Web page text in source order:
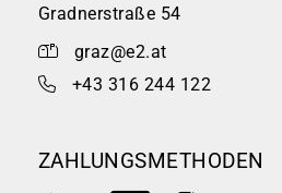
Gradnerstraße 54
graz@e2.at
+43 316 244 122
ZAHLUNGSMETHODEN